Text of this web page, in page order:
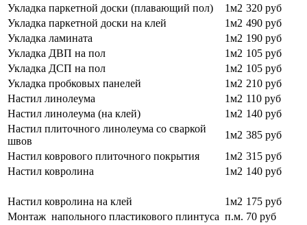
Укладка паркетной доски (плавающий пол)
1м2 320 руб
Укладка паркетной доски на клей
1м2 490 руб
Укладка ламината
1м2 190 руб
Укладка ДВП на пол
1м2 105 руб
Укладка ДСП на пол
1м2 105 руб
Укладка пробковых панелей
1м2 210 руб
Настил линолеума
1м2 110 руб
Настил линолеума (на клей)
1м2 140 руб
Настил плиточного линолеума со сваркой
швов
1м2 385 руб
Настил коврового плиточного покрытия
1м2 315 руб
Настил ковролина
1м2 140 руб
Настил ковролина на клей 1м2 175 руб
Монтаж напольного пластикового плинтуса п.м. 70 руб